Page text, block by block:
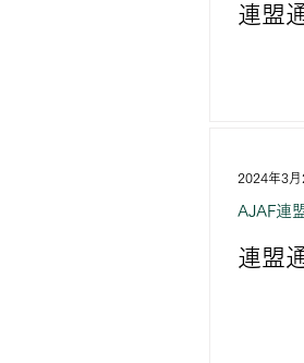
連盟
連盟
AJAF連
2024年3月